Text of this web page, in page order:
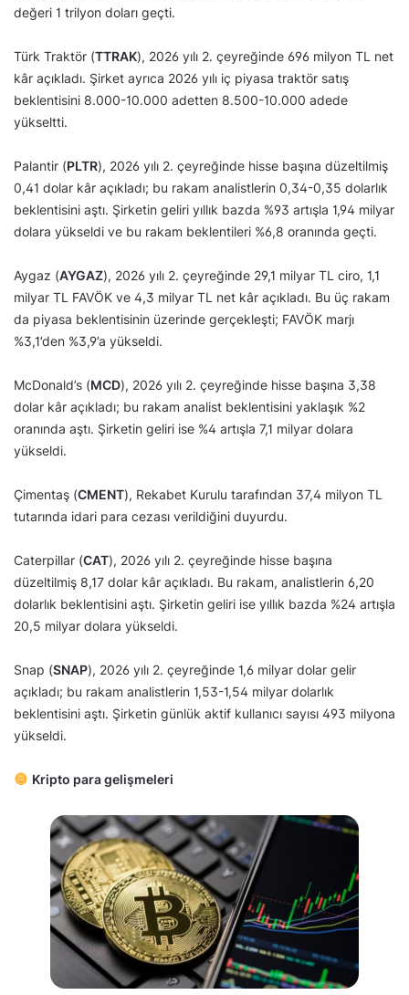
değeri 1 trilyon doları geçti.
Türk Traktör (TTRAK), 2026 yılı 2. çeyreğinde 696 milyon TL net
kâr açıkladı. Şirket ayrıca 2026 yılı iç piyasa traktör satış
beklentisini 8.000-10.000 adetten 8.500-10.000 adede
yükseltti.
Palantir (PLTR), 2026 yılı 2. çeyreğinde hisse başına düzeltilmiş
0,41 dolar kâr açıkladı; bu rakam analistlerin 0,34-0,35 dolarlık
beklentisini aştı. Şirketin geliri yıllık bazda %93 artışla 1,94 milyar
dolara yükseldi ve bu rakam beklentileri %6,8 oranında geçti.
Aygaz (AYGAZ), 2026 yılı 2. çeyreğinde 29,1 milyar TL ciro, 1,1
milyar TL FAVÖK ve 4,3 milyar TL net kâr açıkladı. Bu üç rakam
da piyasa beklentisinin üzerinde gerçekleşti; FAVÖK marjı
%3,1’den %3,9’a yükseldi.
McDonald’s (MCD), 2026 yılı 2. çeyreğinde hisse başına 3,38
dolar kâr açıkladı; bu rakam analist beklentisini yaklaşık %2
oranında aştı. Şirketin geliri ise %4 artışla 7,1 milyar dolara
yükseldi.
Çimentaş (CMENT), Rekabet Kurulu tarafından 37,4 milyon TL
tutarında idari para cezası verildiğini duyurdu.
Caterpillar (CAT), 2026 yılı 2. çeyreğinde hisse başına
düzeltilmiş 8,17 dolar kâr açıkladı. Bu rakam, analistlerin 6,20
dolarlık beklentisini aştı. Şirketin geliri ise yıllık bazda %24 artışla
20,5 milyar dolara yükseldi.
Snap (SNAP), 2026 yılı 2. çeyreğinde 1,6 milyar dolar gelir
açıkladı; bu rakam analistlerin 1,53-1,54 milyar dolarlık
beklentisini aştı. Şirketin günlük aktif kullanıcı sayısı 493 milyona
yükseldi.
Kripto para gelişmeleri